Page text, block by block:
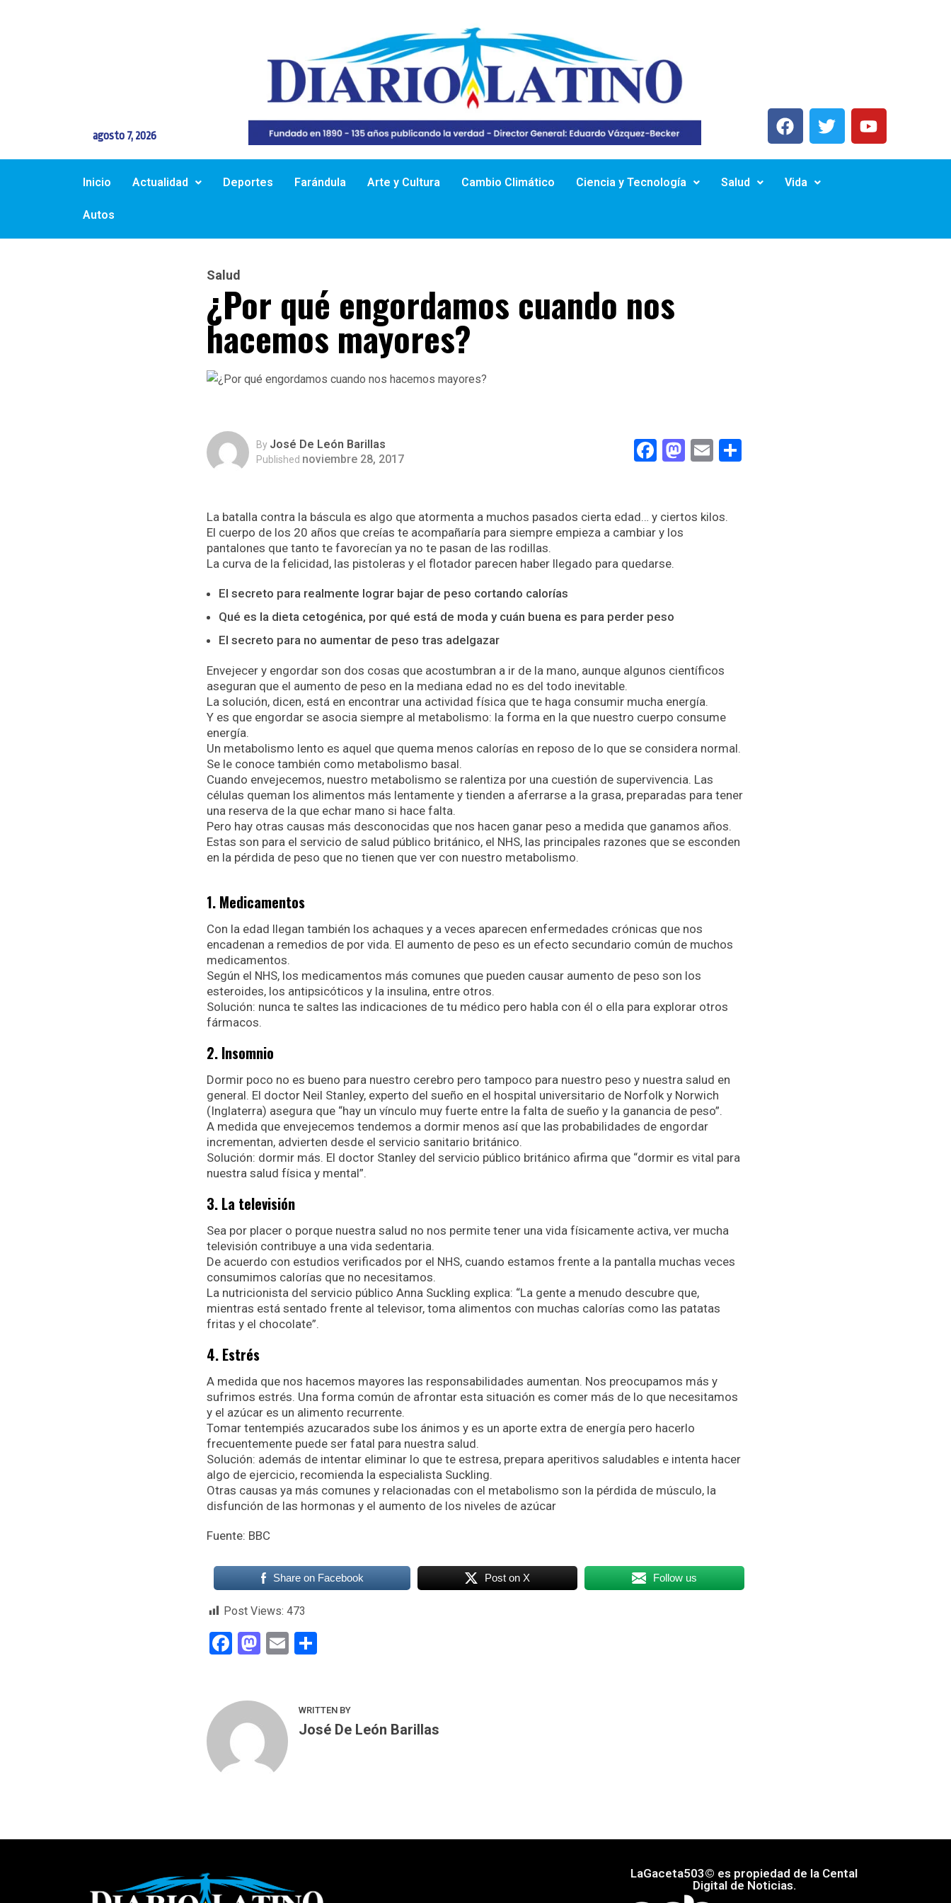
agosto 7, 2026
Inicio Actualidad Deportes Farándula Arte y Cultura Cambio Climático Ciencia y Tecnología Salud Vida
Autos
Salud
¿Por qué engordamos cuando nos
hacemos mayores?
By José De León Barillas
Published noviembre 28, 2017 Facebook
Mastodon
Email
La batalla contra la báscula es algo que atormenta a muchos pasados cierta edad… y ciertos kilos.
El cuerpo de los 20 años que creías te acompañaría para siempre empieza a cambiar y los
pantalones que tanto te favorecían ya no te pasan de las rodillas.
La curva de la felicidad, las pistoleras y el flotador parecen haber llegado para quedarse.
El secreto para realmente lograr bajar de peso cortando calorías
Qué es la dieta cetogénica, por qué está de moda y cuán buena es para perder peso
El secreto para no aumentar de peso tras adelgazar
Envejecer y engordar son dos cosas que acostumbran a ir de la mano, aunque algunos científicos
aseguran que el aumento de peso en la mediana edad no es del todo inevitable.
La solución, dicen, está en encontrar una actividad física que te haga consumir mucha energía.
Y es que engordar se asocia siempre al metabolismo: la forma en la que nuestro cuerpo consume
energía.
Un metabolismo lento es aquel que quema menos calorías en reposo de lo que se considera normal.
Se le conoce también como metabolismo basal.
Cuando envejecemos, nuestro metabolismo se ralentiza por una cuestión de supervivencia. Las
células queman los alimentos más lentamente y tienden a aferrarse a la grasa, preparadas para tener
una reserva de la que echar mano si hace falta.
Pero hay otras causas más desconocidas que nos hacen ganar peso a medida que ganamos años.
Estas son para el servicio de salud público británico, el NHS, las principales razones que se esconden
en la pérdida de peso que no tienen que ver con nuestro metabolismo.
1. Medicamentos
Con la edad llegan también los achaques y a veces aparecen enfermedades crónicas que nos
encadenan a remedios de por vida. El aumento de peso es un efecto secundario común de muchos
medicamentos.
Según el NHS, los medicamentos más comunes que pueden causar aumento de peso son los
esteroides, los antipsicóticos y la insulina, entre otros.
Solución: nunca te saltes las indicaciones de tu médico pero habla con él o ella para explorar otros
fármacos.
2. Insomnio
Dormir poco no es bueno para nuestro cerebro pero tampoco para nuestro peso y nuestra salud en
general. El doctor Neil Stanley, experto del sueño en el hospital universitario de Norfolk y Norwich
(Inglaterra) asegura que “hay un vínculo muy fuerte entre la falta de sueño y la ganancia de peso”.
A medida que envejecemos tendemos a dormir menos así que las probabilidades de engordar
incrementan, advierten desde el servicio sanitario británico.
Solución: dormir más. El doctor Stanley del servicio público británico afirma que “dormir es vital para
nuestra salud física y mental”.
3. La televisión
Sea por placer o porque nuestra salud no nos permite tener una vida físicamente activa, ver mucha
televisión contribuye a una vida sedentaria.
De acuerdo con estudios verificados por el NHS, cuando estamos frente a la pantalla muchas veces
consumimos calorías que no necesitamos.
La nutricionista del servicio público Anna Suckling explica: “La gente a menudo descubre que,
mientras está sentado frente al televisor, toma alimentos con muchas calorías como las patatas
fritas y el chocolate”.
4. Estrés
A medida que nos hacemos mayores las responsabilidades aumentan. Nos preocupamos más y
sufrimos estrés. Una forma común de afrontar esta situación es comer más de lo que necesitamos
y el azúcar es un alimento recurrente.
Tomar tentempiés azucarados sube los ánimos y es un aporte extra de energía pero hacerlo
frecuentemente puede ser fatal para nuestra salud.
Solución: además de intentar eliminar lo que te estresa, prepara aperitivos saludables e intenta hacer
algo de ejercicio, recomienda la especialista Suckling.
Otras causas ya más comunes y relacionadas con el metabolismo son la pérdida de músculo, la
disfunción de las hormonas y el aumento de los niveles de azúcar
Fuente: BBC
Share on Facebook Post on X Follow us
Post Views: 473
Facebook
Mastodon
Email
WRITTEN BY
José De León Barillas
LaGaceta503© es propiedad de la Cental
Digital de Noticias.